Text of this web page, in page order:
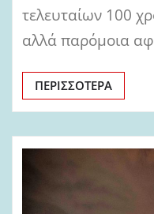
τελευταίων 100
αλλά παρόμοια
ΠΕΡΙΣΣΌΤΕΡΑ